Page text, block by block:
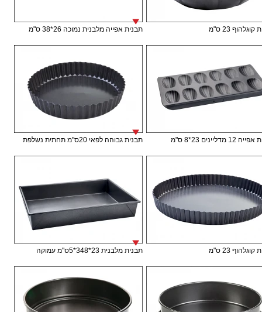
23 ס"מ תבנית אפייה מלבנית נמוכה 26*38 ס"מ
מדליינים 23*8 ס"מ תבנית גבוהה לפאי 20ס"מ תחתית נשלפת
23 ס"מ תבנית מלבנית 23*348*5ס"מ עמוקה